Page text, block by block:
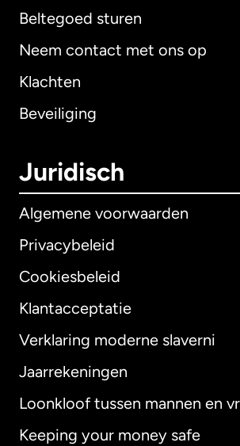
Beltegoed sturen
Neem contact met ons op
Klachten
Beveiliging
Juridisch
Algemene voorwaarden
Privacybeleid
Cookiesbeleid
Klantacceptatie
Verklaring moderne slaverni
Jaarrekeningen
Loonkloof tussen mannen en
Keeping your money safe
Internationaal English
Australië